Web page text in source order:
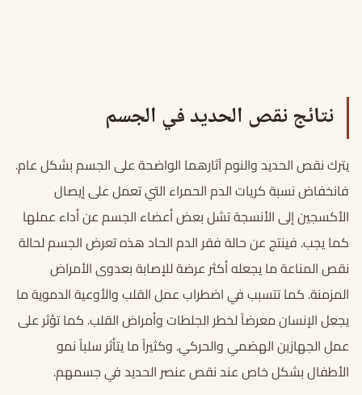
نتائج نقص الحديد في الجسم
يتركنقص الحديد والنومآثارهما الواضحة على الجسم بشكل عام.
فانخفاض نسبة كريات الدم الحمراء التي تعمل على إيصال
الأكسجين إلى الأنسجة تشل بعض أعضاء الجسم عن أداء عملها
كما يجب. فينتج عن حالة فقر الدم الحاد هذه تعرض الجسم لحالة
نقص المناعة ما يجعله أكثر عرضة للإصابة بعدوى الأمراض
المزمنة. كما تتسبب في اضطراب عمل القلب والأوعية الدموية ما
يجعل الإنسان معرضاً لخطر الجلطات وأمراض القلب. كما تؤثر على
عمل الجهازين الهضمي والحركي. وكثيراً ما يتأثر سلباً نمو
الأطفال بشكل خاص عند نقص عنصر الحديد في جسمهم.